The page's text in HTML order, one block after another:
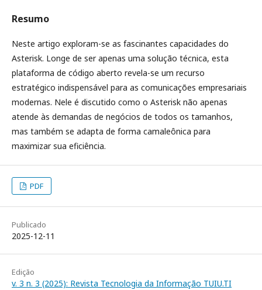
Resumo
Neste artigo exploram-se as fascinantes capacidades do
Asterisk. Longe de ser apenas uma solução técnica, esta
plataforma de código aberto revela-se um recurso
estratégico indispensável para as comunicações empresariais
modernas. Nele é discutido como o Asterisk não apenas
atende às demandas de negócios de todos os tamanhos,
mas também se adapta de forma camaleônica para
maximizar sua eficiência.
PDF
Publicado
2025-12-11
Edição
v. 3 n. 3 (2025): Revista Tecnologia da Informação TUIU.TI